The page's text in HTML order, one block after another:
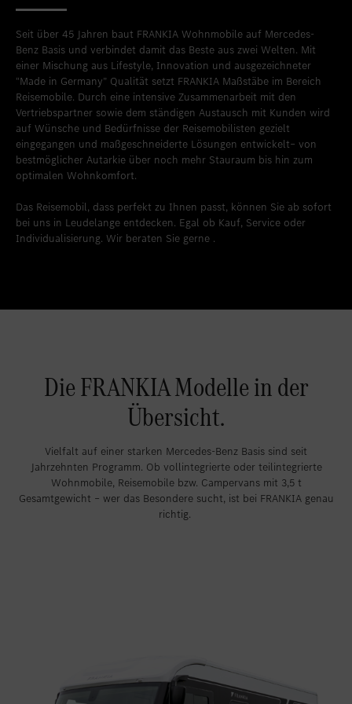
Seit über 45 Jahren baut FRANKIA Wohnmobile auf Mercedes-
Benz Basis und verbindet damit das Beste aus zwei Welten. Mit
einer Mischung aus Lifestyle, Innovation und ausgezeichneter
“Made in Germany” Qualität setzt FRANKIA Maßstäbe im Bereich
Reisemobile. Durch eine intensive Zusammenarbeit mit den
Vertriebspartner sowie dem ständigen Austausch mit Kunden wird
auf Wünsche und Bedürfnisse der Reisemobilisten gezielt
eingegangen und maßgeschneiderte Lösungen entwickelt– von
bestmöglicher Autarkie über noch mehr Stauraum bis hin zum
optimalen Wohnkomfort.
Das Reisemobil, dass perfekt zu Ihnen passt, können Sie ab sofort
bei uns in Leudelange entdecken. Egal ob Kauf, Service oder
Individualisierung. Wir beraten Sie gerne .
Die FRANKIA Modelle in der
Übersicht.
Vielfalt auf einer starken Mercedes-Benz Basis sind seit
Jahrzehnten Programm. Ob vollintegrierte oder teilintegrierte
Wohnmobile, Reisemobile bzw. Campervans mit 3,5 t
Gesamtgewicht – wer das Besondere sucht, ist bei FRANKIA genau
richtig.